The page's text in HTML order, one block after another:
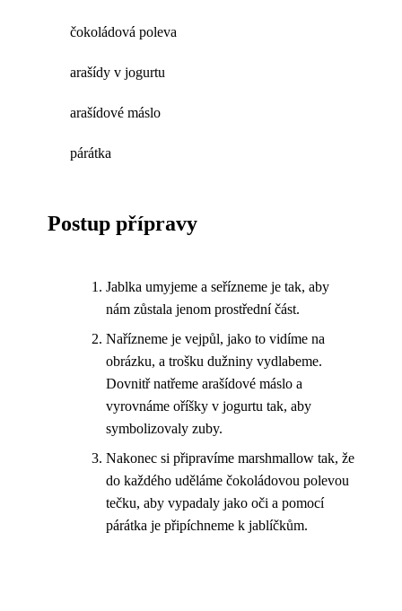
čokoládová poleva
arašídy v jogurtu
arašídové máslo
párátka
Postup přípravy
Jablka umyjeme a seřízneme je tak, aby
nám zůstala jenom prostřední část.
Nařízneme je vejpůl, jako to vidíme na
obrázku, a trošku dužniny vydlabeme.
Dovnitř natřeme arašídové máslo a
vyrovnáme oříšky v jogurtu tak, aby
symbolizovaly zuby.
Nakonec si připravíme marshmallow tak, že
do každého uděláme čokoládovou polevou
tečku, aby vypadaly jako oči a pomocí
párátka je připíchneme k jablíčkům.